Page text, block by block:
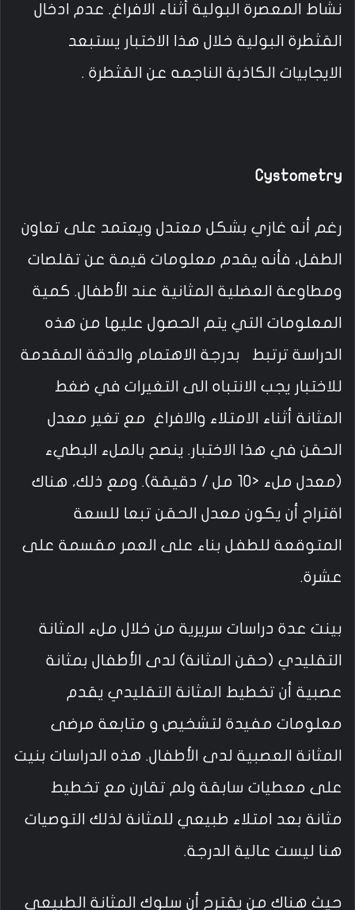
نشاط المعصرة البولية أثناء الافراغ. عدم ادخال
القثطرة البولية خلال هذا الاختبار يستبعد
الايجابيات الكاذبة الناجمه عن القثطرة .
Cystometry
رغم أنه غازي بشكل معتدل ويعتمد على تعاون
الطفل، فأنه يقدم معلومات قيمة عن تقلصات
ومطاوعة العضلية المثانية عند الأطفال. كمية
المعلومات التي يتم الحصول عليها من هذه
الدراسة ترتبط بدرجة الاهتمام والدقة المقدمة
للاختبار يجب الانتباه الى التغيرات في ضغط
المثانة أثناء الامتلاء والافراغ مع تغير معدل
الحقن في هذا الاختبار. ينصح بالملء البطيء
(معدل ملء <10 مل / دقيقة). ومع ذلك، هناك
اقتراح أن يكون معدل الحقن تبعا للسعة
المتوقعة للطفل بناء على العمر مقسمة على
عشرة.
بينت عدة دراسات سريرية من خلال ملء المثانة
التقليدي (حقن المثانة) لدى الأطفال بمثانة
عصبية أن تخطيط المثانة التقليدي يقدم
معلومات مفيدة لتشخيص و متابعة مرضى
المثانة العصبية لدى الأطفال. هذه الدراسات بنيت
على معطيات سابقة ولم تقارن مع تخطيط
مثانة بعد امتلاء طبيعي للمثانة لذلك التوصيات
هنا ليست عالية الدرجة.
حيث هناك من يقترح أن سلوك المثانة الطبيعي